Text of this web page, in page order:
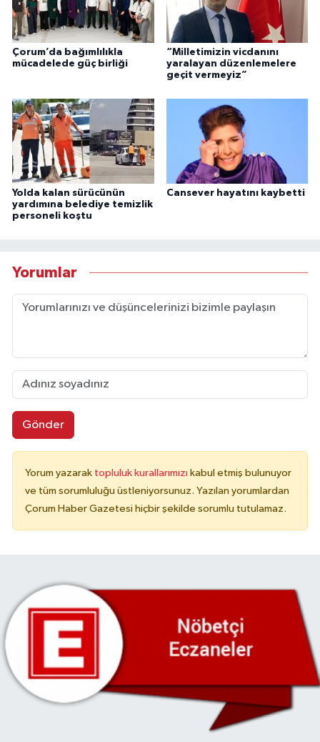
Çorum’da bağımlılıkla
mücadelede güç birliği
“Milletimizin vicdanını
yaralayan düzenlemelere
geçit vermeyiz”
Yolda kalan sürücünün
yardımına belediye temizlik
personeli koştu
Cansever hayatını kaybetti
Yorumlar
Gönder
Yorum yazarak topluluk kurallarımızı kabul etmiş bulunuyor
ve tüm sorumluluğu üstleniyorsunuz. Yazılan yorumlardan
Çorum Haber Gazetesi hiçbir şekilde sorumlu tutulamaz.